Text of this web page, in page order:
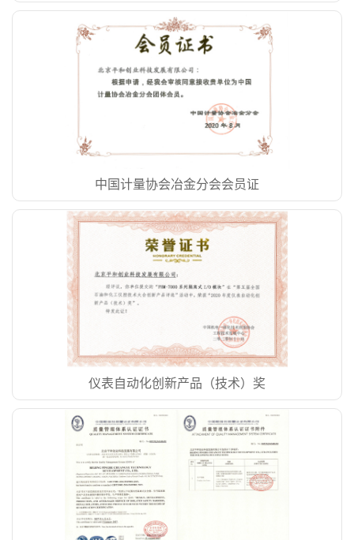
中国计量协会冶金分会会员证
仪表自动化创新产品（技术）奖